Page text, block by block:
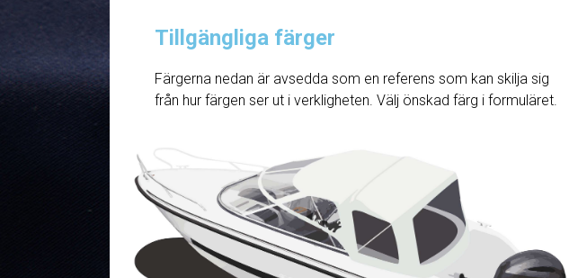
Tillgängliga färger
Färgerna nedan är avsedda som en referens som kan skilja sig
från hur färgen ser ut i verkligheten. Välj önskad färg i formuläret.